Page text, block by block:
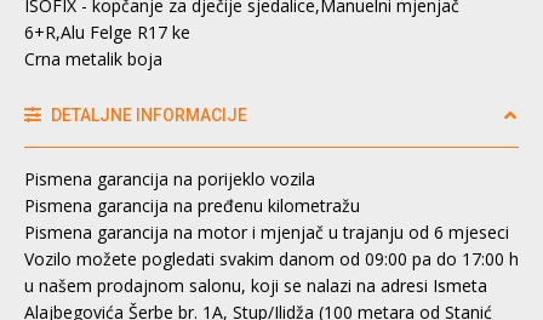
ISOFIX - kopčanje za dječije sjedalice,Manuelni mjenjač
6+R,Alu Felge R17 ke
Crna metalik boja
DETALJNE INFORMACIJE
Pismena garancija na porijeklo vozila
Pismena garancija na pređenu kilometražu
Pismena garancija na motor i mjenjač u trajanju od 6 mjeseci
Vozilo možete pogledati svakim danom od 09:00 pa do 17:00 h
u našem prodajnom salonu, koji se nalazi na adresi Ismeta
Alajbegovića Šerbe br. 1A, Stup/Ilidža (100 metara od Stanić